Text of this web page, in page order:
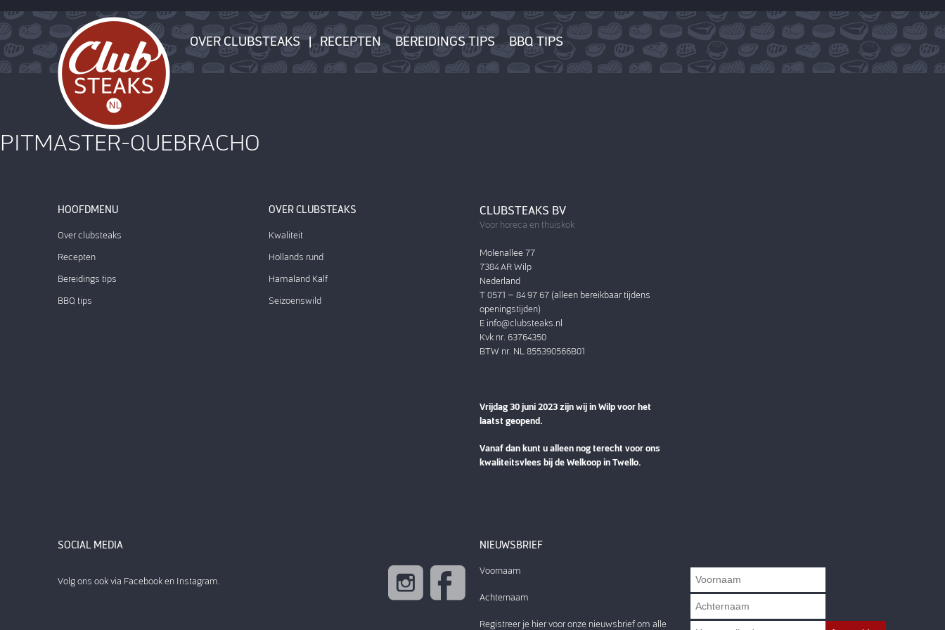
OVER CLUBSTEAKS RECEPTEN BEREIDINGS TIPS BBQ TIPS
PITMASTER-QUEBRACHO
HOOFDMENU
Over clubsteaks
Recepten
Bereidings tips
BBQ tips
OVER CLUBSTEAKS
Kwaliteit
Hollands rund
Hamaland Kalf
Seizoenswild
CLUBSTEAKS BV
Voor horeca en thuiskok
Molenallee 77
7384 AR Wilp
Nederland
T 0571 – 84 97 67 (alleen bereikbaar tijdens
openingstijden)
E info@clubsteaks.nl
Kvk nr. 63764350
BTW nr. NL 855390566B01
Vrijdag 30 juni 2023 zijn wij in Wilp voor het
laatst geopend.
Vanaf dan kunt u alleen nog terecht voor ons
kwaliteitsvlees bij de Welkoop in Twello.
SOCIAL MEDIA
Volg ons ook via Facebook en Instagram.
NIEUWSBRIEF
Voornaam
Achternaam
Registreer je hier voor onze nieuwsbrief om alle